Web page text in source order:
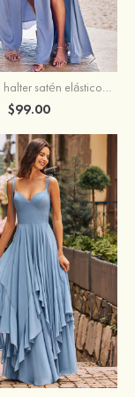
Tubo cuello halter satén elástico hasta el suelo vestido de dama de honor
$99.00